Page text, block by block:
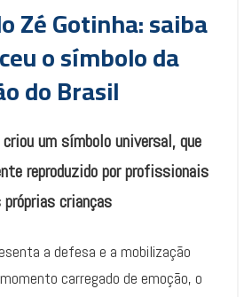
Zé Gotinha: saiba
o símbolo da
do Brasil
um símbolo universal, que
reproduzido por profissionais
crianças
a defesa e a mobilização
carregado de emoção, o